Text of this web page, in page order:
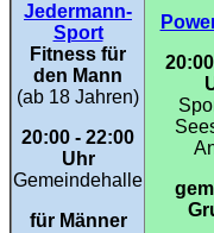
Jedermann-
Sport
Fitness für
den Mann
(ab 18 Jahren)
20:00 - 22:00
Uhr
Gemeindehalle
für Männer